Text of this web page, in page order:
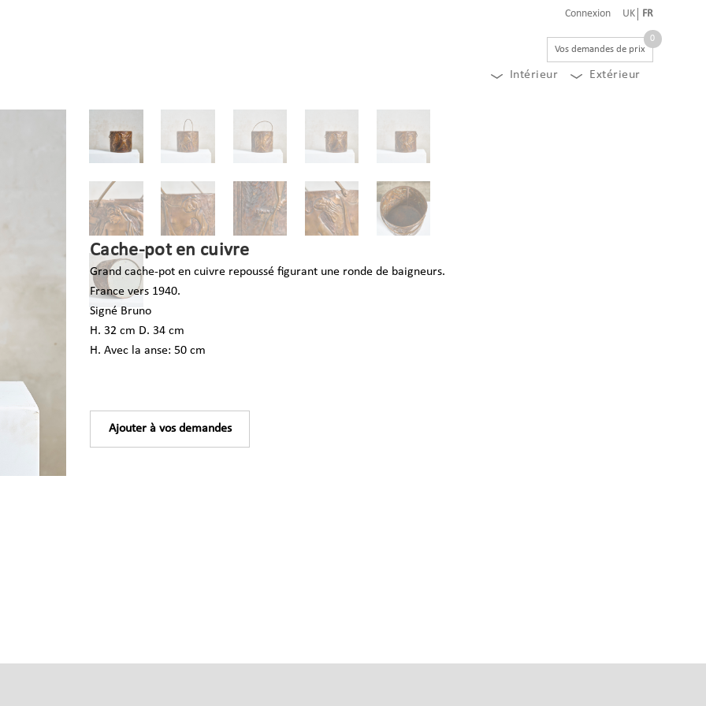
Connexion UK FR
Intérieur Extérieur
Vos demandes de prix
0
Cache-pot en cuivre
Grand cache-pot en cuivre repoussé figurant une ronde de baigneurs.
France vers 1940.
Signé Bruno
H. 32 cm D. 34 cm
H. Avec la anse: 50 cm
Ajouter à vos demandes